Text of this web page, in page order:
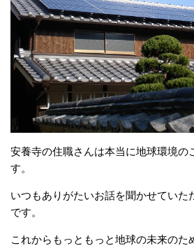
安養寺の住職さんは本当に地球環境の
す。
いつもありがたいお話を聞かせていた
です。
これからもっともっと地球の未来のた